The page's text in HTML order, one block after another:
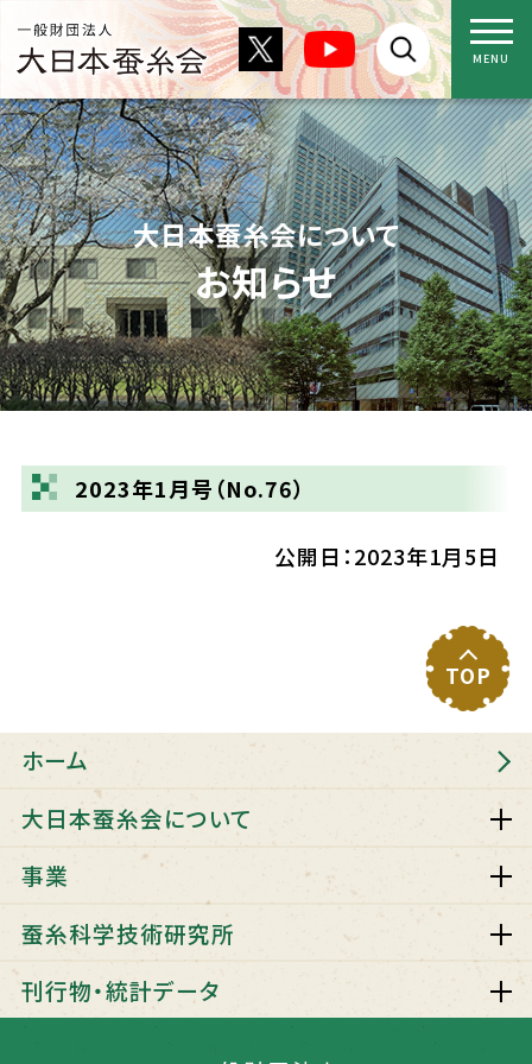
大日本蚕糸会について
お知らせ
2023年1月号（No.76）
公開日：2023年1月5日
TOP
ホーム
大日本蚕糸会について
事業
蚕糸科学技術研究所
刊行物・統計データ